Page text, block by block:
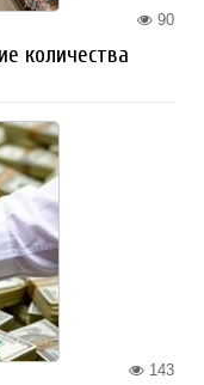
90
количества
143